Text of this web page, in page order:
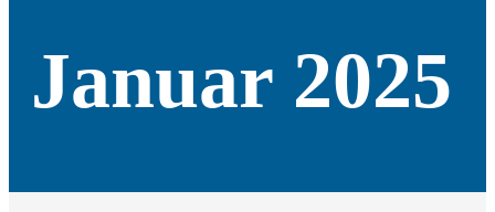
Januar 2025